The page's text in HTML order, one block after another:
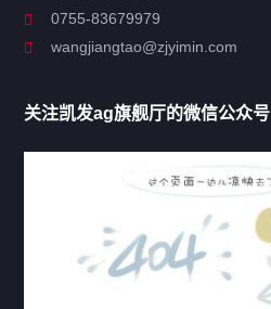
联系凯发ag旗舰厅
行业动态
0755-83679979
wangjiangtao@zjyimin.com
关注凯发ag旗舰厅的微信公众号